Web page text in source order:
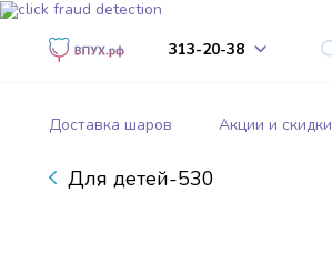
313-20-38
Доставка шаров Акции и скидки
Для детей-530